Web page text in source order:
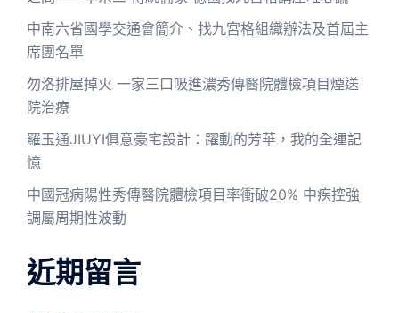
中南六省國學交通會簡介、找九宮格組織辦法及首屆主
席團名單
勿洛排屋掉火 一家三口吸進濃秀傳醫院體檢項目煙送
院治療
羅玉通JIUYI俱意豪宅設計：躍動的芳華，我的全運記
憶
中國冠病陽性秀傳醫院體檢項目率衝破20% 中疾控強
調屬周期性波動
近期留言